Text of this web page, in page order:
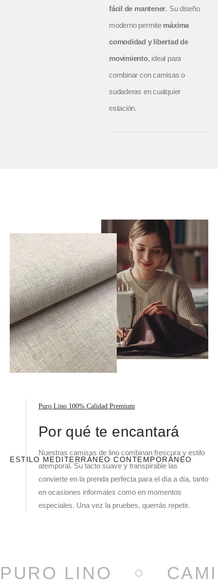
fácil de mantener. Su diseño
moderno permite máxima
comodidad y libertad de
movimiento, ideal para
combinar con camisas o
sudaderas en cualquier
estación.
ESTILO MEDITERRÁNEO CONTEMPORÁNEO
Puro Lino 100% Calidad Premium
Por qué te encantará
Nuestras camisas de lino combinan frescura y estilo
atemporal. Su tacto suave y transpirable las
convierte en la prenda perfecta para el día a día, tanto
en ocasiones informales como en momentos
especiales. Una vez la pruebes, querrás repetir.
PURO LINO